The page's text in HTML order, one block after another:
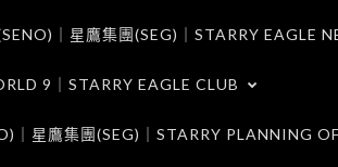
｜星鷹集團(SEG)｜STARRY EAGLE
9｜STARRY EAGLE CLUB
｜星鷹集團(SEG)｜STARRY PLANNING